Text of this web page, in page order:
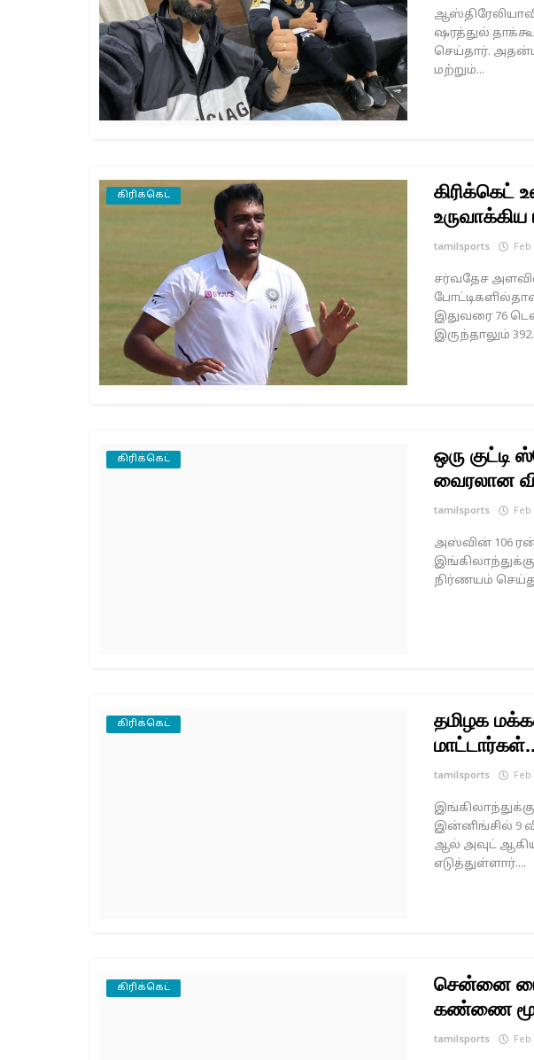
ஷரத்துல்
செய்தார்.
மற்றும்...
கிரிக்கெட்
கிரிக்கெட்
tamilsports Feb
சர்வதேச
இதுவரை 76
இருந்தாலும்
கிரிக்கெட்
ஒரு குட்டி
வைரலான
tamilsports Feb
அஸ்வின் 106
நிர்ணயம்
கிரிக்கெட்
தமிழக
tamilsports Feb
இன்னிங்சில் 9
ஆல் அவுட்
எடுத்துள்ளார்....
கிரிக்கெட்
சென்னை
கண்ணை
tamilsports Feb